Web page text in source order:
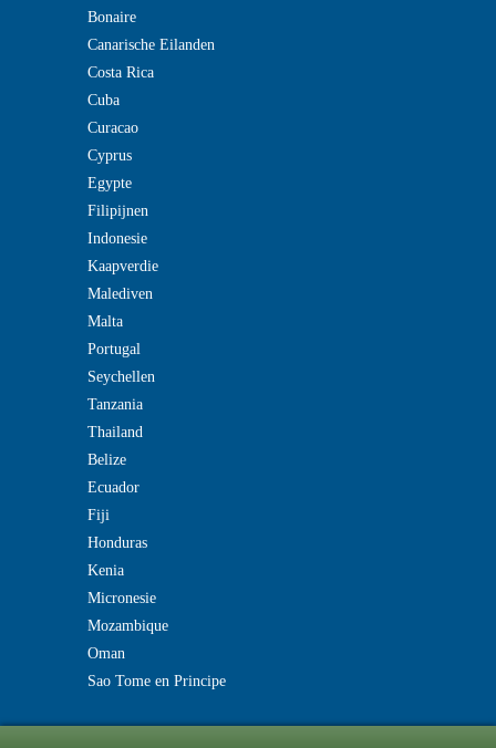
Bonaire
Canarische Eilanden
Costa Rica
Cuba
Curacao
Cyprus
Egypte
Filipijnen
Indonesie
Kaapverdie
Malediven
Malta
Portugal
Seychellen
Tanzania
Thailand
Belize
Ecuador
Fiji
Honduras
Kenia
Micronesie
Mozambique
Oman
Sao Tome en Principe